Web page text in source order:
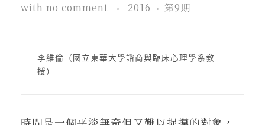
with no comment 2016 第9期
李維倫（國立東華大學諮商與臨床心理學系教
授）